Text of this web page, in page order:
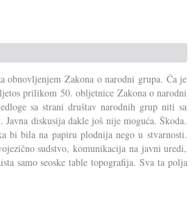
obnovljenjem Zakona o narodni grupa. Ča je
prilikom 50. obljetnice Zakona o narodni
sa strani društav narodnih grup niti sa
diskusija dakle još nije moguća. Škoda.
bi bila na papiru plodnija nego u stvarnosti.
sudstvo, komunikacija na javni uredi,
samo seoske table topografija. Sva ta polja